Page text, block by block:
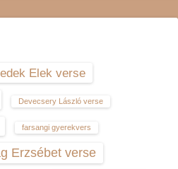
Elek verse
Devecsery László verse
farsangi gyerekvers
Erzsébet verse